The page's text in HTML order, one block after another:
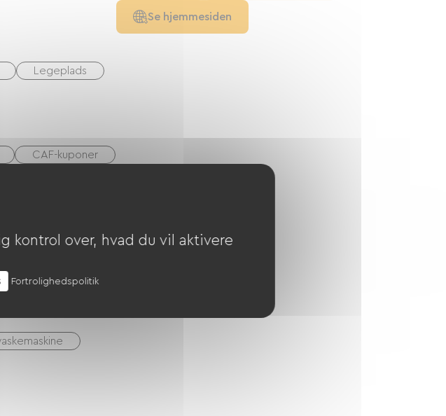
Legeplads
CAF-kuponer
Mødelokale
Se hjemmesiden
kontrol over, hvad du vil aktivere
Fortrolighedspolitik